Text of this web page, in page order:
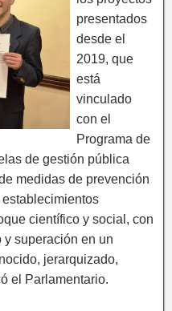
presentados
desde el
2019, que
está
vinculado
con el
Programa de
de gestión pública
medidas de prevención
científico y social, con
superación en un
jerarquizado,
el Parlamentario.